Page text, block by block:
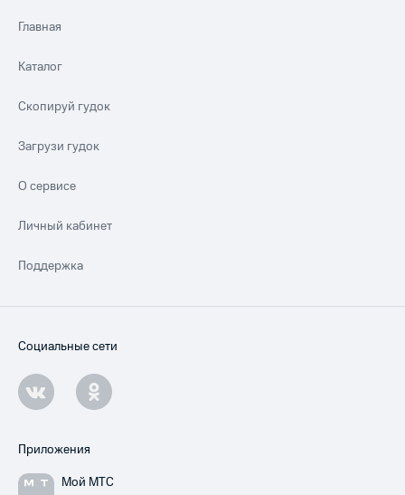
Главная
Каталог
Скопируй гудок
Загрузи гудок
О сервисе
Личный кабинет
Поддержка
Социальные сети
Приложения
Мой МТС